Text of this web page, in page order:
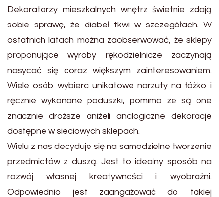
Dekoratorzy mieszkalnych wnętrz świetnie zdają
sobie sprawę, że diabeł tkwi w szczegółach. W
ostatnich latach można zaobserwować, że sklepy
proponujące wyroby rękodzielnicze zaczynają
nasycać się coraz większym zainteresowaniem.
Wiele osób wybiera unikatowe narzuty na łóżko i
ręcznie wykonane poduszki, pomimo że są one
znacznie droższe aniżeli analogiczne dekoracje
dostępne w sieciowych sklepach.
Wielu z nas decyduje się na samodzielne tworzenie
przedmiotów z duszą. Jest to idealny sposób na
rozwój własnej kreatywności i wyobraźni.
Odpowiednio jest zaangażować do takiej